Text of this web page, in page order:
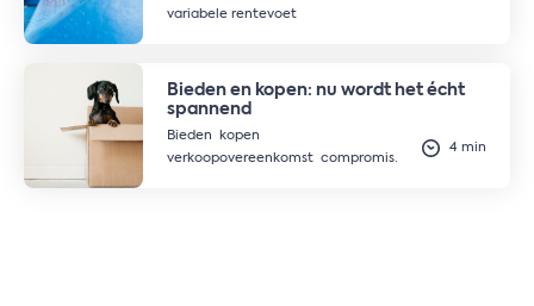
variabele rentevoet
Bieden en kopen: nu wordt het écht
spannend
Bieden
kopen
verkoopovereenkomst compromis.
4 min